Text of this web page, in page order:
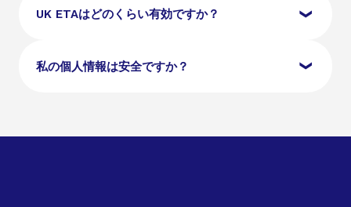
の移民ステータスを持つ旅行者は、ETAを申請する必
ほとんどのUK ETA申請は1〜3営業日で処理されま
することをお勧めします。
UK ETAはどのくらい有効ですか？
UK ETAは、承認日から2年間有効です。パスポートの
私の個人情報は安全ですか？